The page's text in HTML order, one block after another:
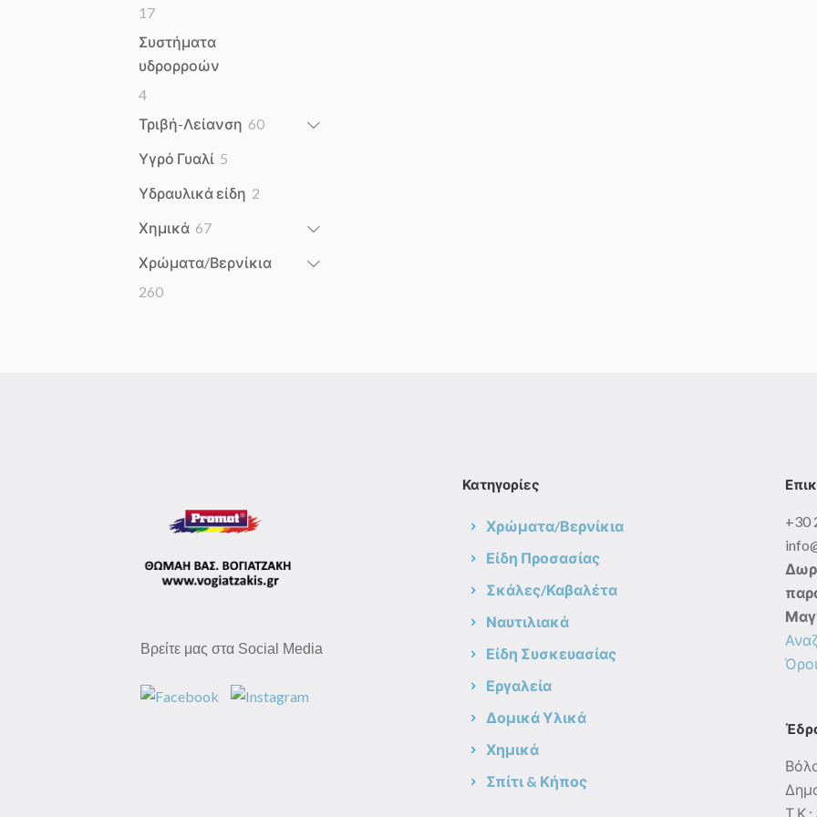
1717
products
Συστήματα
υδρορροών
44
products
Τριβή-Λείανση 6060
Υγρό Γυαλί 5
Υδραυλικά είδη 2
Χημικά 6767
Χρώματα/Βερνίκια
260260
Βρείτε μας στα Social Media
Κατηγορίες
Χρώματα/Βερνίκια
Είδη Προσασίας
Σκάλες/Καβαλέτα
Ναυτιλιακά
Είδη Συσκευασίας
Εργαλεία
Δομικά Υλικά
Χημικά
Σπίτι & Κήπος
+30
Τ.Κ.: